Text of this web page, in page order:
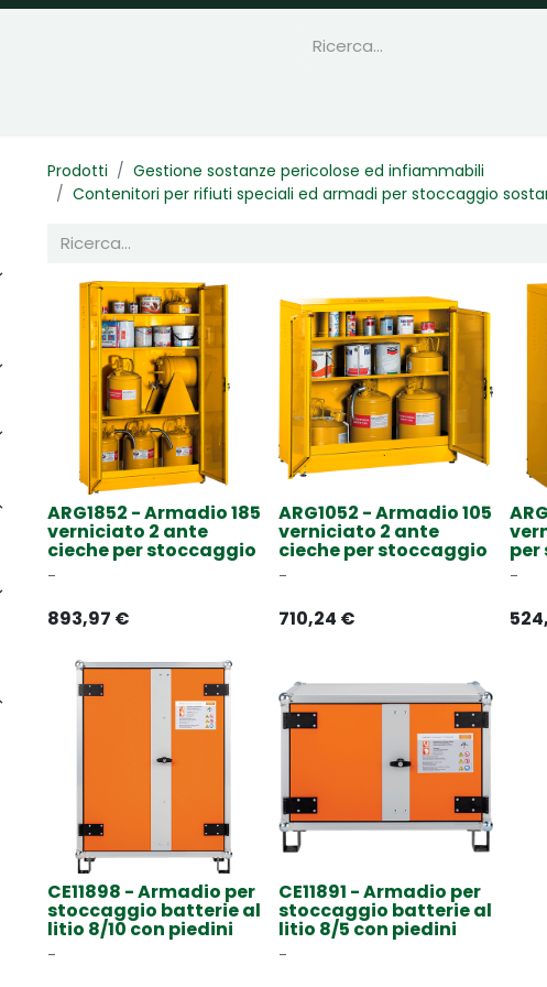
Prodotti
Gestione sostanze pericolose ed infiammabili
Contenitori per rifiuti speciali ed armadi per stoccaggio
ARG1852 - Armadio 185
verniciato 2 ante
cieche per stoccaggio
-
893,97 €
ARG1052 - Armadio 105
verniciato 2 ante
cieche per stoccaggio
-
710,24 €
per
-
CE11898 - Armadio per
stoccaggio batterie al
litio 8/10 con piedini
-
CE11891 - Armadio per
stoccaggio batterie al
litio 8/5 con piedini
-